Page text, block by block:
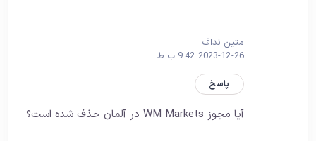
متین نداف
2023-12-26 9:42 ب.ظ
پاسخ
آیا مجوز WM Markets در آلمان حذف شده است؟